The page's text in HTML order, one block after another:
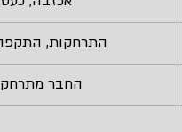
התרחקות, התקפה
החבר מתרחק